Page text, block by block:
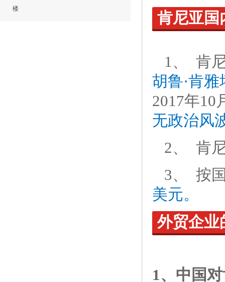
楼
肯尼亚国
1、
肯
胡鲁·肯雅
2017年10
无政治风
2、 肯
3、 按
美元。
外贸企业
1、中国